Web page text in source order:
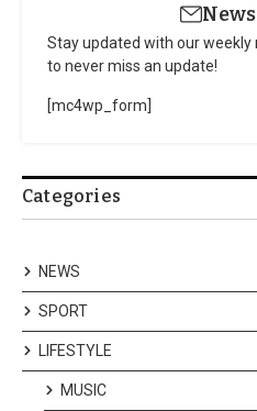
Stay updated with our weekly
to never miss an update!
[mc4wp_form]
Categories
NEWS
SPORT
LIFESTYLE
MUSIC